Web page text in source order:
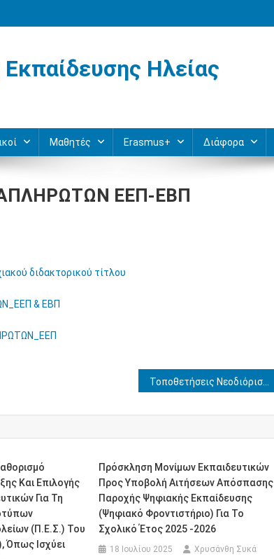
Ηλείας
Μαθητές Erasmus+ Διάφορα
ΕΕΠ-ΕΒΠ
διδακτορικού τίτλου
& ΕΒΠ
Και Επιλογής
Για Τη
(Π.Ε.Σ.) Του
Όπως Ισχύει
Πρόσκληση Μονίμων Εκπαιδευτικών
Προς Υποβολή Αιτήσεων Απόσπασης
Παροχής Ψηφιακής Εκπαίδευσης
(Ψηφιακό Φροντιστήριο) Για Το
Σχολικό Έτος 2025 -2026
18 Ιουλίου 2025 Χρυσάνθη Συκά